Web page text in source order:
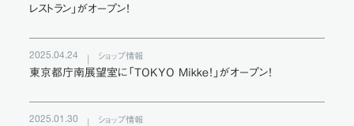
レストラン」がオープン！
2025.04.24 ショップ情報
東京都庁南展望室に「TOKYO Mikke！」がオープン！
2025.01.30 ショップ情報